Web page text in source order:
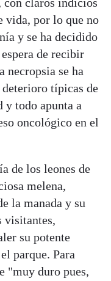
vida, por lo que no
y se ha decidido
de recibir
necropsia se ha
típicas de
y todo apunta a
oncológico en el
de los leones de
melena,
la manada y su
visitantes,
su potente
parque. Para
"muy duro pues,